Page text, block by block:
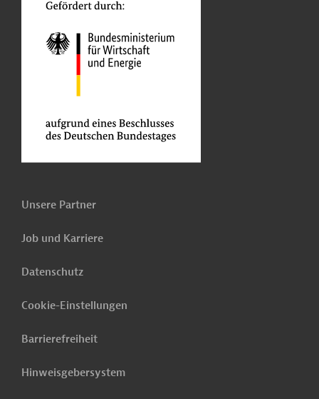
Unsere Partner
Job und Karriere
Datenschutz
Cookie-Einstellungen
Barrierefreiheit
Hinweisgebersystem